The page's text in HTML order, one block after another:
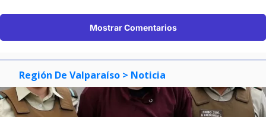
Mostrar Comentarios
Región De Valparaíso > Noticia